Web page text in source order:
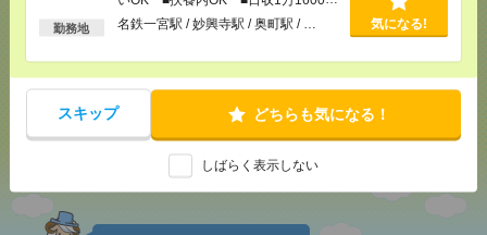
以上
勤務地 名鉄一宮駅 / 妙興寺駅 / 奥町駅 / … 気になる!
スキップ どちらも気になる！
しばらく表示しない
気になる！ 電話応募
で送る LINEで送る
ツイート